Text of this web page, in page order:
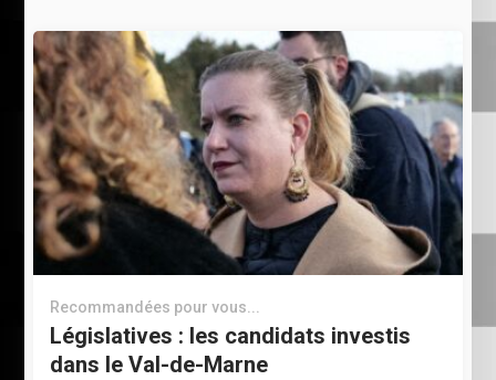
Recommandées pour vous...
Législatives : les candidats investis
dans le Val-de-Marne